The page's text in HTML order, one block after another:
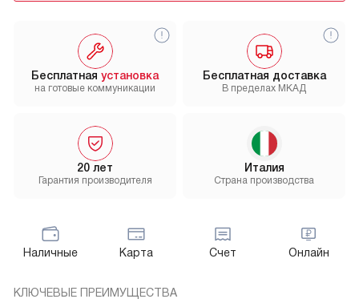
Бесплатная доставка
В пределах МКАД
20 лет
Гарантия производителя
Бесплатная установка
на готовые коммуникации
Италия
Страна производства
Наличные Карта Счет Онлайн
КЛЮЧЕВЫЕ ПРЕИМУЩЕСТВА